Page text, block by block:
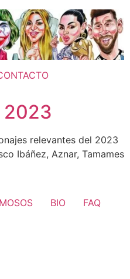
2023
relevantes del 2023
Ibáñez, Aznar, Tamames
BIO FAQ